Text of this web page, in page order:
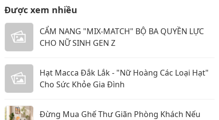
Được xem nhiều
CẨM NANG "MIX-MATCH" BỘ BA QUYỀN LỰC
CHO NỮ SINH GEN Z
Hạt Macca Đắk Lắk - "Nữ Hoàng Các Loại Hạt"
Cho Sức Khỏe Gia Đình
Đừng Mua Ghế Thư Giãn Phòng Khách Nếu